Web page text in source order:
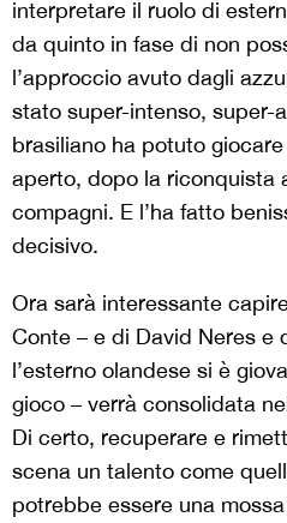
interpretare il ruolo di
da quinto in fase di non
l’approccio avuto dagli
stato super-intenso, super-
brasiliano ha potuto
aperto, dopo la riconquista
compagni. E l’ha fatto
decisivo.
Ora sarà interessante
Conte – e di David Neres e
l’esterno olandese si è
gioco – verrà consolidata
Di certo, recuperare e
scena un talento come
potrebbe essere una